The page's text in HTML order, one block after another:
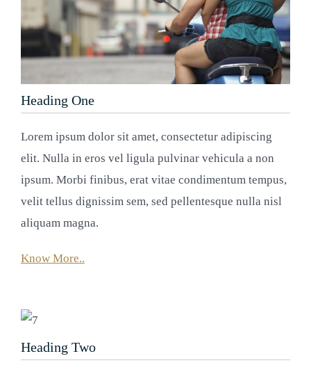
Heading One
Lorem ipsum dolor sit amet, consectetur adipiscing
elit. Nulla in eros vel ligula pulvinar vehicula a non
ipsum. Morbi finibus, erat vitae condimentum tempus,
velit tellus dignissim sem, sed pellentesque nulla nisl
aliquam magna.
Know More..
Heading Two